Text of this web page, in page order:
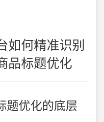
如何精准识别
品标题优化
题优化的底层